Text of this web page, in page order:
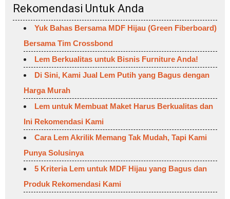
Rekomendasi Untuk Anda
Yuk Bahas Bersama MDF Hijau (Green Fiberboard)
Bersama Tim Crossbond
Lem Berkualitas untuk Bisnis Furniture Anda!
Di Sini, Kami Jual Lem Putih yang Bagus dengan
Harga Murah
Lem untuk Membuat Maket Harus Berkualitas dan
Ini Rekomendasi Kami
Cara Lem Akrilik Memang Tak Mudah, Tapi Kami
Punya Solusinya
5 Kriteria Lem untuk MDF Hijau yang Bagus dan
Produk Rekomendasi Kami